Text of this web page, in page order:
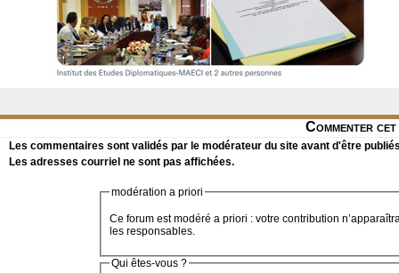
Commenter
Les commentaires sont validés par le modérateur du site avant d'être
Les adresses courriel ne sont pas affichées.
modération a priori
Ce forum est modéré a priori : votre contribution
les responsables.
Qui êtes-vous ?